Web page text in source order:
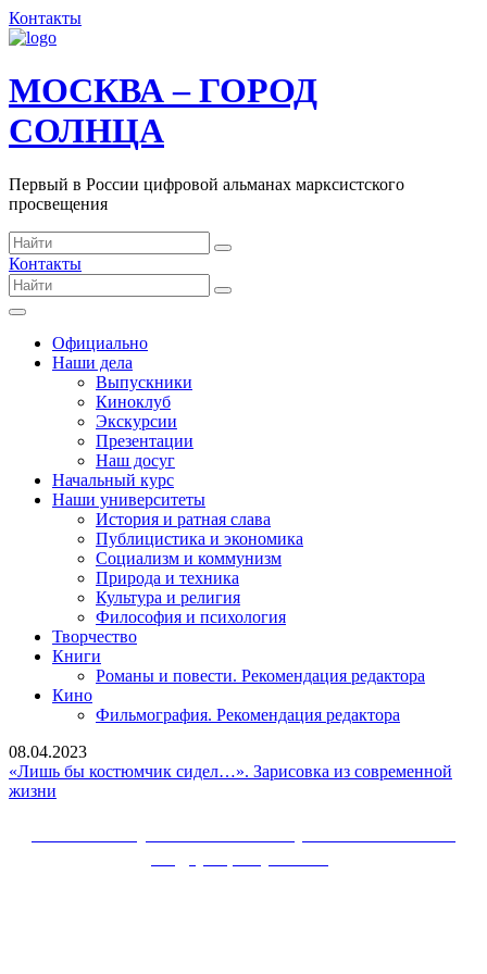
Контакты
МОСКВА – ГОРОД
СОЛНЦА
Первый в России цифровой альманах марксистского
просвещения
Контакты
Официально
Наши дела
Выпускники
Киноклуб
Экскурсии
Презентации
Наш досуг
Начальный курс
Наши университеты
История и ратная слава
Публицистика и экономика
Социализм и коммунизм
Природа и техника
Культура и религия
Философия и психология
Творчество
Книги
Романы и повести. Рекомендация редактора
Кино
Фильмография. Рекомендация редактора
08.04.2023
«Лишь бы костюмчик сидел…». Зарисовка из современной
жизни
сидел…».